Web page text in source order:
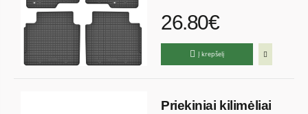
26.80€
Į krepšelį
Priekiniai kilimėliai